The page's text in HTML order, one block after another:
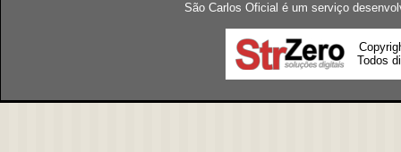
São Carlos Oficial é um serviço
Todos